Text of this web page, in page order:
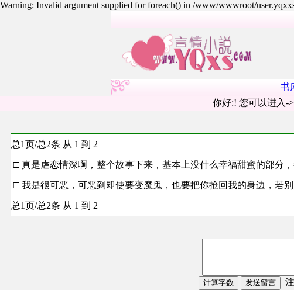
Warning: Invalid argument supplied for foreach() in /www/wwwroot/
书
你好:! 您可以进入->
总1页/总2条 从 1 到 2
□ 真是虐恋情深啊，整个故事下来，基本上没什么幸福甜蜜的部分
□ 我是很可恶，可恶到即使要变魔鬼，也要把你抢回我的身边，
总1页/总2条 从 1 到 2